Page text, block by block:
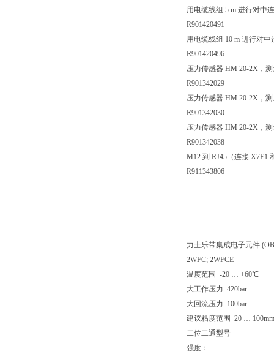
用电缆线组 5 m 进行对中
R901420491
用电缆线组 10 m 进行对
R901420496
压力传感器 HM 20-2X，测
R901342029
压力传感器 HM 20-2X，测
R901342030
压力传感器 HM 20-2X，测
R901342038
M12 到 RJ45（连接 X7E1
R911343806
力士乐带集成电子元件
2WFC; 2WFCE
温度范围 -20 … +60℃
大工作压力 420bar
大回流压力 100bar
建议粘度范围 20 …
二位二通型号
强度：